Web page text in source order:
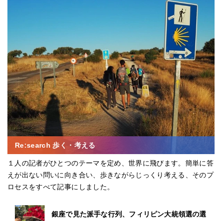
Re:search 歩く・考える
１人の記者がひとつのテーマを定め、世界に飛びます。簡単に答
えが出ない問いに向き合い、歩きながらじっくり考える、そのプ
ロセスをすべて記事にしました。
銀座で見た派手な行列、フィリピン大統領選の選